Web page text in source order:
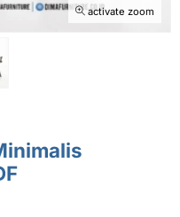
activate zoom